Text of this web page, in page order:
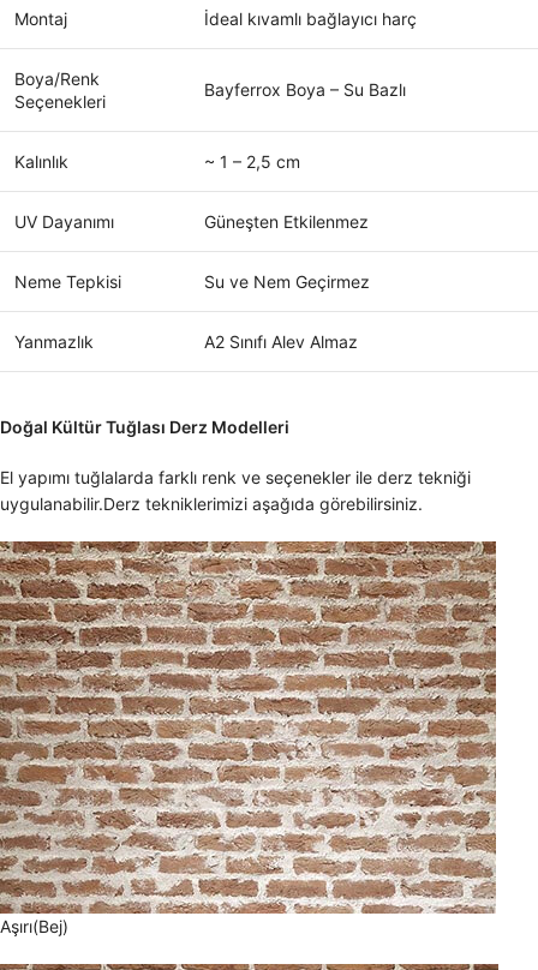
Montaj İdeal kıvamlı bağlayıcı harç
Boya/Renk
Seçenekleri
Bayferrox Boya – Su Bazlı
Kalınlık ~ 1 – 2,5 cm
UV Dayanımı Güneşten Etkilenmez
Neme Tepkisi Su ve Nem Geçirmez
Yanmazlık A2 Sınıfı Alev Almaz
Doğal Kültür Tuğlası Derz Modelleri
El yapımı tuğlalarda farklı renk ve seçenekler ile derz tekniği
uygulanabilir.Derz tekniklerimizi aşağıda görebilirsiniz.
Aşırı(Bej)